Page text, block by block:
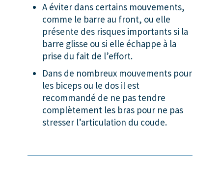
A éviter dans certains mouvements,
comme le barre au front, ou elle
présente des risques importants si la
barre glisse ou si elle échappe à la
prise du fait de l’effort.
Dans de nombreux mouvements pour
les biceps ou le dos il est
recommandé de ne pas tendre
complètement les bras pour ne pas
stresser l’articulation du coude.